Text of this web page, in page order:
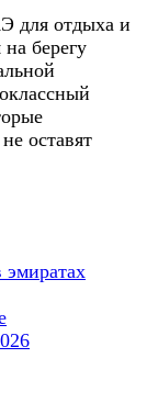
для отдыха и
берегу
не оставят